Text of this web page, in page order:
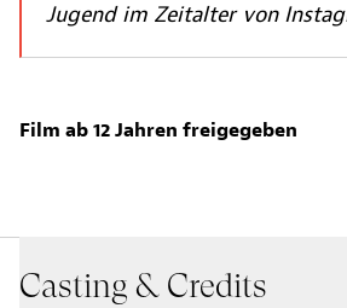
Jugend im Zeitalter von
Film ab 12 Jahren freigegeben
Casting & Credits